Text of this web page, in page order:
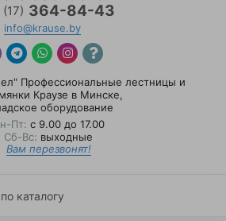
364-84-43
info@krause.by
Профессиональные лестницы и
Краузе в Минске,
оборудование
Пт: с 9.00 до 17.00
Сб-Вс: выходные
Вам перезвонят!